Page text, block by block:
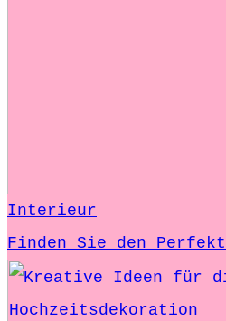
Interieur
Finden Sie den